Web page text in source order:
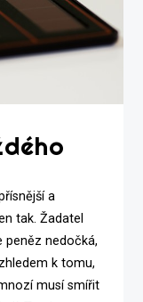
a
tak. Žadatel
peněz nedočká,
k tomu,
musí smířit